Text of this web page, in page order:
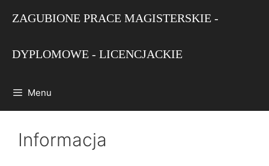
ZAGUBIONE PRACE MAGISTERSKIE -
DYPLOMOWE - LICENCJACKIE
Menu
Informacja